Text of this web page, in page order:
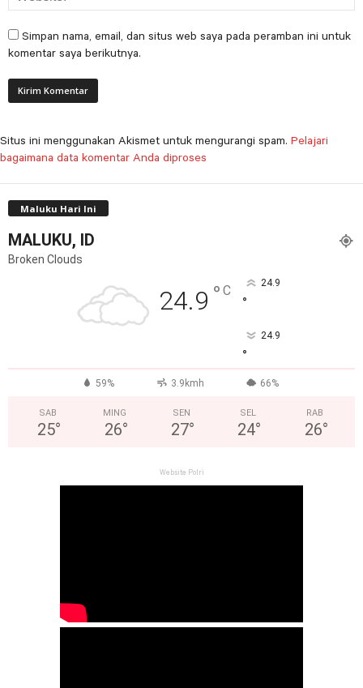
Simpan nama, email, dan situs web saya pada peramban ini untuk
komentar saya berikutnya.
Situs ini menggunakan Akismet untuk mengurangi spam. Pelajari
bagaimana data komentar Anda diproses
Maluku Hari Ini
MALUKU, ID
Broken Clouds
24.9 ° C 24.9
°
24.9
°
59% 3.9kmh 66%
SAB
25°
MING
26°
SEN
27°
SEL
24°
RAB
26°
Website Polri